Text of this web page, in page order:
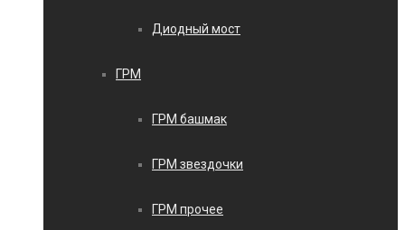
Диодный мост
ГРМ
ГРМ башмак
ГРМ звездочки
ГРМ прочее